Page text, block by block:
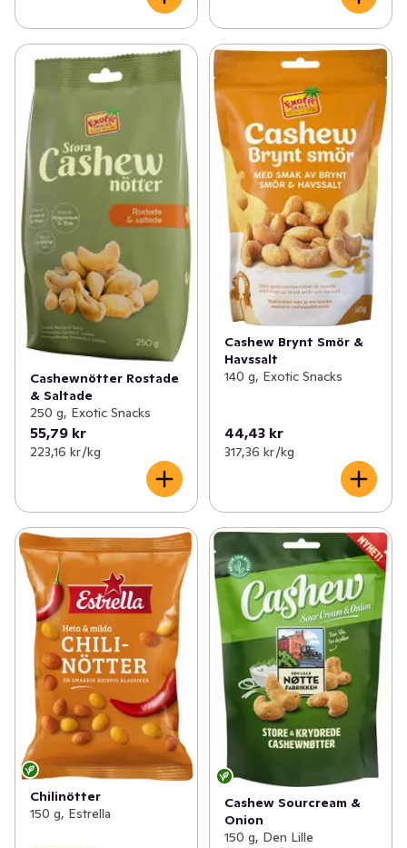
Cashewnötter Rostade
& Saltade
250 g, Exotic Snacks
55,79 kr
223,16 kr /kg
Cashew Brynt Smör &
Havssalt
140 g, Exotic Snacks
44,43 kr
317,36 kr /kg
Chilinötter
150 g, Estrella
Cashew Sourcream &
Onion
150 g, Den Lille